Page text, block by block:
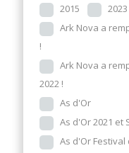
2015 2023
Ark Nova a
!
Ark Nova a
2022 !
As d'Or
As d'Or 2021 et
As d'Or Festival